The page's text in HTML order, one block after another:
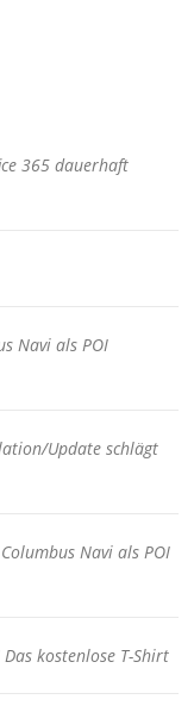
365 dauerhaft
Navi als POI
Update schlägt
Navi als POI
Das kostenlose T-Shirt